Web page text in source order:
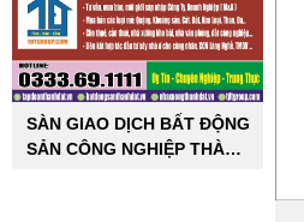
SÀN GIAO DỊCH BẤT ĐỘNG
SẢN CÔNG NGHIỆP THÀNH